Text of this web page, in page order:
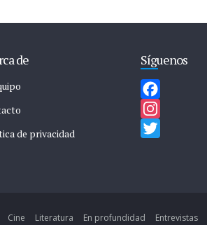
de
de privacidad
Síguenos
F
a
Cine Literatura En profundidad Entrevistas